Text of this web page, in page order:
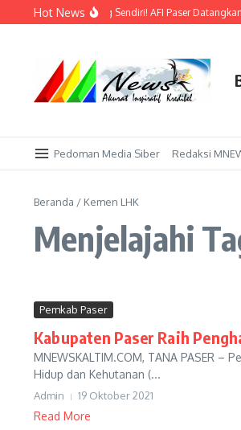
Lewati ke konten
Hot News
Bidik Emas di Kandang Sendiri! AFI Paser
Pedoman Media Siber Redaksi
Beranda / Kemen LHK
Menjelajahi
Pemkab Paser
Kabupaten Paser Raih
MNEWSKALTIM.COM, TANA PASER
Hidup dan Kehutanan (...
Admin 19 Oktober 2021
Read More